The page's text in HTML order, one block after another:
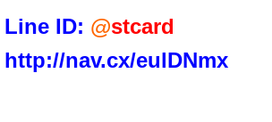
Line ID: @stcard
http://nav.cx/eulDNmx